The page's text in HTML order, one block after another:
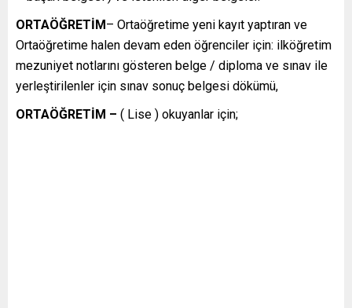
ORTAÖĞRETİM– Ortaöğretime yeni kayıt yaptıran ve
Ortaöğretime halen devam eden öğrenciler için: ilköğretim
mezuniyet notlarını gösteren belge / diploma ve sınav ile
yerleştirilenler için sınav sonuç belgesi dökümü,
ORTAÖĞRETİM – ( Lise ) okuyanlar için;